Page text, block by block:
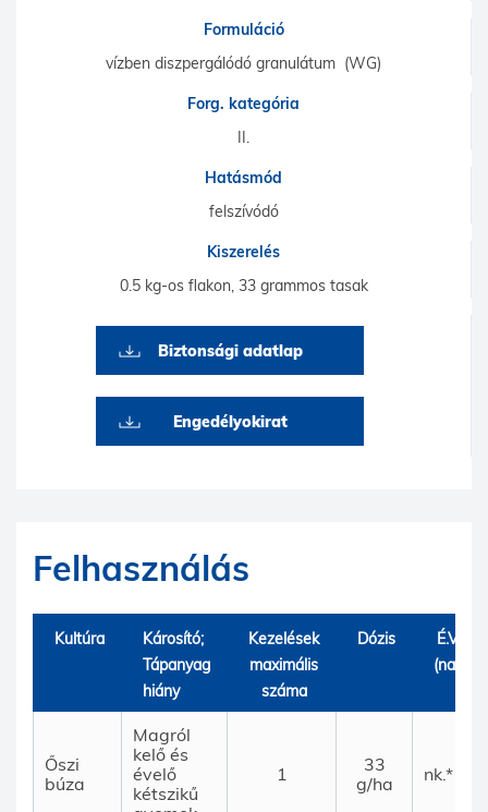
Formuláció
vízben diszpergálódó granulátum (WG)
Forg. kategória
II.
Hatásmód
felszívódó
Kiszerelés
0.5 kg-os flakon, 33 grammos tasak
Biztonsági adatlap
Engedélyokirat
Felhasználás
Kultúra
Károsító;
Tápanyag
hiány
Kezelések
maximális
száma
Dózis
É.V.I
(nap)
Őszi
búza
Magról
kelő és
évelő
kétszikű
1
33
g/ha
nk.*